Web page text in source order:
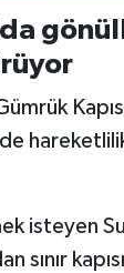
isteyen
sınır